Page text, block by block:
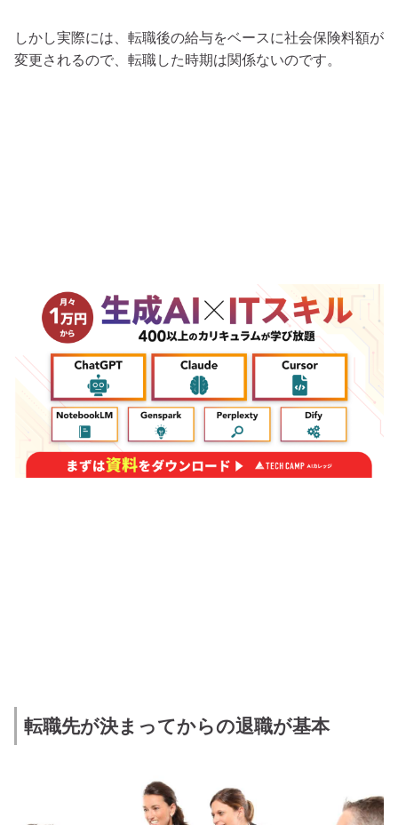
しかし実際には、転職後の給与をベースに社会保険料額が
変更されるので、転職した時期は関係ないのです。
転職先が決まってからの退職が基本